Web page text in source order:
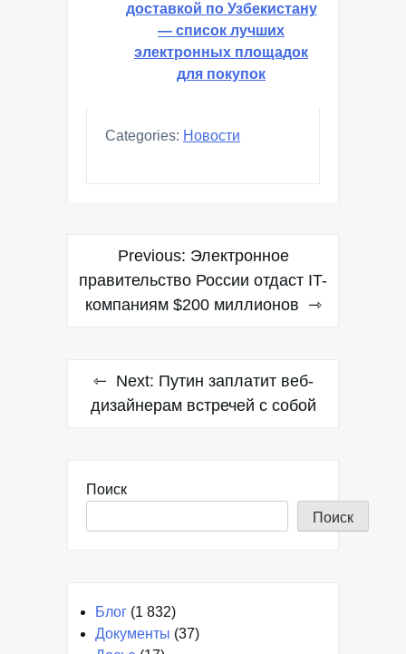
доставкой по Узбекистану
— список лучших
электронных площадок
для покупок
Categories: Новости
Навигация
по
записям
Previous: Электронное
правительство России отдаст IT-
компаниям $200 миллионов
Next: Путин заплатит веб-
дизайнерам встречей с собой
Поиск
Поиск
Блог (1 832)
Документы (37)